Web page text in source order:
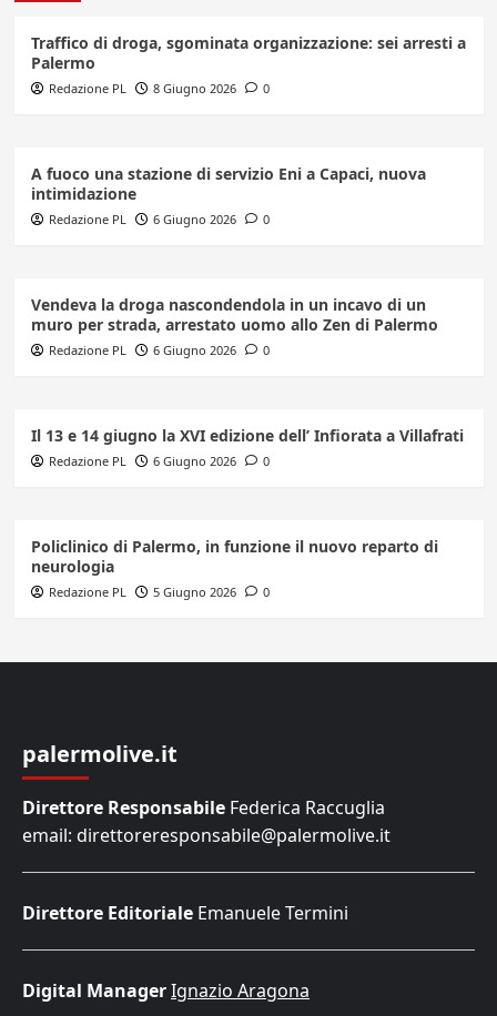
Traffico di droga, sgominata organizzazione: sei arresti a
Palermo
Redazione PL 8 Giugno 2026 0
A fuoco una stazione di servizio Eni a Capaci, nuova
intimidazione
Redazione PL 6 Giugno 2026 0
Vendeva la droga nascondendola in un incavo di un
muro per strada, arrestato uomo allo Zen di Palermo
Redazione PL 6 Giugno 2026 0
Il 13 e 14 giugno la XVI edizione dell’ Infiorata a Villafrati
Redazione PL 6 Giugno 2026 0
Policlinico di Palermo, in funzione il nuovo reparto di
neurologia
Redazione PL 5 Giugno 2026 0
palermolive.it
Direttore Responsabile Federica Raccuglia
email: direttoreresponsabile@palermolive.it
Direttore Editoriale Emanuele Termini
Digital ManagerIgnazio Aragona